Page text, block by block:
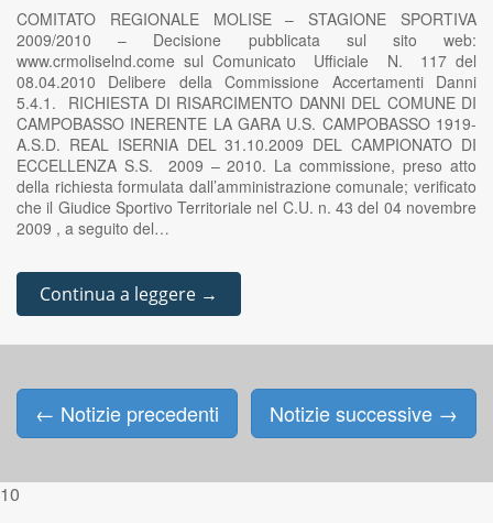
COMITATO REGIONALE MOLISE – STAGIONE SPORTIVA
2009/2010 – Decisione pubblicata sul sito web:
www.crmoliselnd.come sul Comunicato Ufficiale N. 117 del
08.04.2010 Delibere della Commissione Accertamenti Danni
5.4.1. RICHIESTA DI RISARCIMENTO DANNI DEL COMUNE DI
CAMPOBASSO INERENTE LA GARA U.S. CAMPOBASSO 1919-
A.S.D. REAL ISERNIA DEL 31.10.2009 DEL CAMPIONATO DI
ECCELLENZA S.S. 2009 – 2010. La commissione, preso atto
della richiesta formulata dall’amministrazione comunale; verificato
che il Giudice Sportivo Territoriale nel C.U. n. 43 del 04 novembre
2009 , a seguito del…
Continua a leggere →
Posts navigation
← Notizie precedenti Notizie successive →
10